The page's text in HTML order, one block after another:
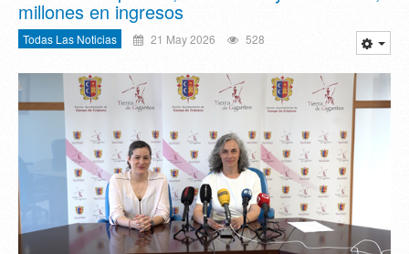
millones en ingresos
Todas Las Noticias 21 May 2026 528